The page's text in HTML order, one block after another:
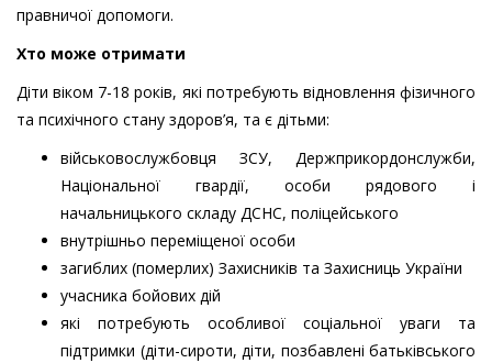
правничої допомоги.
Хто може отримати
Діти віком 7-18 років, які потребують відновлення фізичного
та психічного стану здоров’я, та є дітьми:
військовослужбовця ЗСУ, Держприкордонслужби,
Національної гвардії, особи рядового і
начальницького складу ДСНС, поліцейського
внутрішньо переміщеної особи
загиблих (померлих) Захисників та Захисниць України
учасника бойових дій
які потребують особливої соціальної уваги та
підтримки (діти-сироти, діти, позбавлені батьківського